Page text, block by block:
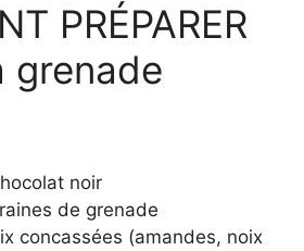
PRÉPARER
grenade
noir
de grenade
concassées (amandes, noix